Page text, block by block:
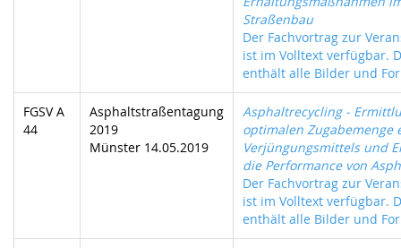
Straßenbau
Der Fachvortrag zur
ist im Volltext verfügbar.
enthält alle Bilder und
FGSV A
44
Asphaltstraßentagung
2019
Münster 14.05.2019
Asphaltrecycling -
optimalen Zugabemenge
Verjüngungsmittels und
die Performance von
Der Fachvortrag zur
ist im Volltext verfügbar.
enthält alle Bilder und